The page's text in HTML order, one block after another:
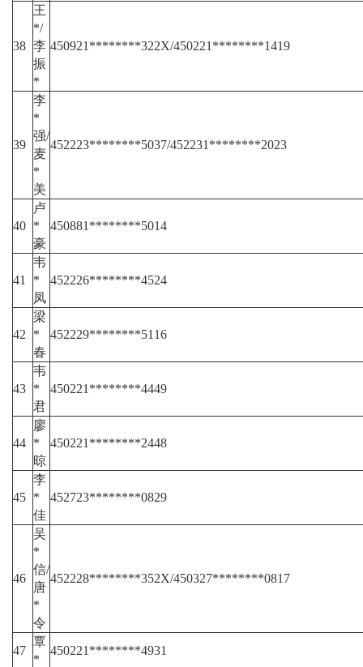
38
王
*/
李
振
*
450921********322X/450221********1419
39
李
*
强/
麦
*
美
452223********5037/452231********2023
40
卢
*
豪
450881********5014
41
韦
*
凤
452226********4524
42
梁
*
春
452229********5116
43
韦
*
君
450221********4449
44
廖
*
晾
450221********2448
45
李
*
佳
452723********0829
46
吴
*
信/
唐
*
令
452228********352X/450327********0817
47
覃
*
450221********4931